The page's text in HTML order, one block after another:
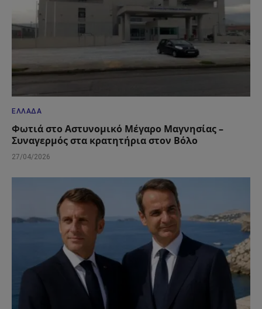
ΕΛΛΆΔΑ
Φωτιά στο Αστυνομικό Μέγαρο Μαγνησίας –
Συναγερμός στα κρατητήρια στον Βόλο
27/04/2026